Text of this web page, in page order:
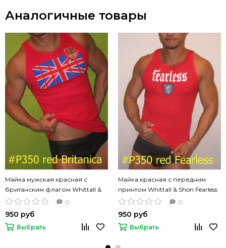
Аналогичные товары
Майка мужская красная с
британским флагом Whittall &
Shon Britanica
0
950 руб
Выбрать
Майка красная с передним
принтом Whittall & Shon Fearless
0
950 руб
Выбрать